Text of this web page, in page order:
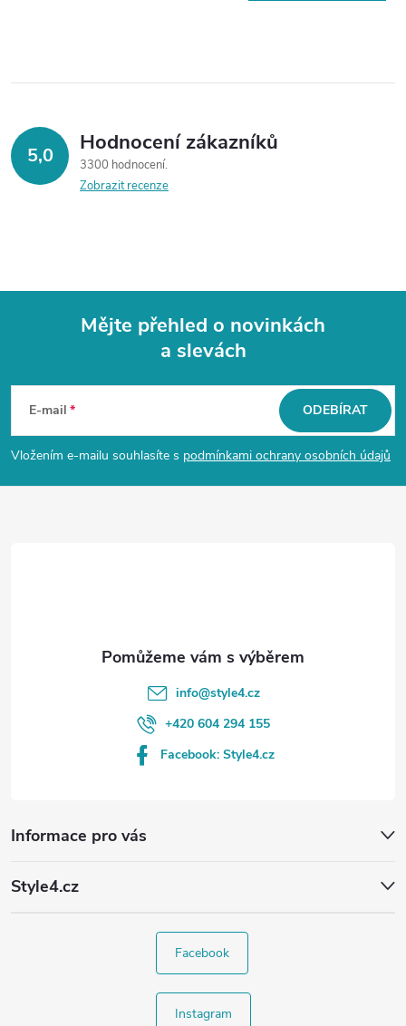
5,0 Hodnocení zákazníků
3300 hodnocení
Zobrazit recenze
p
Mějte přehled o novinkách
a slevách
E-mail
Vložením e-mailu souhlasíte s podmínkami ochrany osobních údajů
ODEBÍRAT
Informace pro vás
Style4.cz
info@style4.cz
+420 604 294 155
Facebook: Style4.cz
Facebook
Instagram